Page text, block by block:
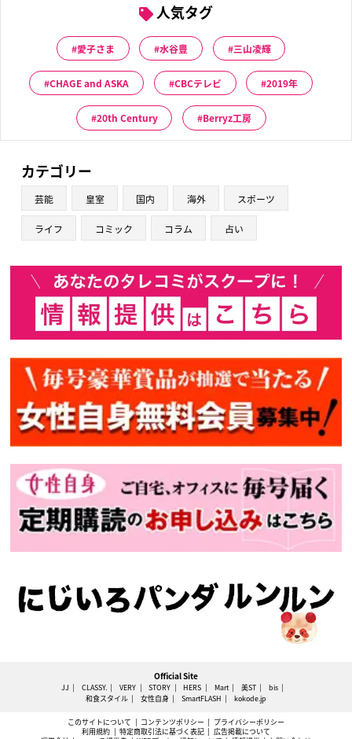
人気タグ
愛子さま 水谷豊 三山凌輝
CHAGE and ASKA CBCテレビ 2019年
20th Century Berryz工房
カテゴリー
芸能 皇室 国内 海外 スポーツ
ライフ コミック コラム 占い
Official Site
JJ CLASSY. VERY STORY HERS Mart 美ST
bis
和食スタイル
女性自身 SmartFLASH kokode.jp
このサイトについて コンテンツポリシー
プライバシーポリシー
利用規約
特定商取引法に基づく表記
広告掲載について